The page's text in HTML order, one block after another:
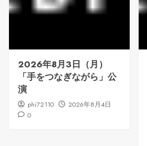
2026年8月3日（月）
「手をつなぎながら」公
演
phi72110
2026年8月4日
0